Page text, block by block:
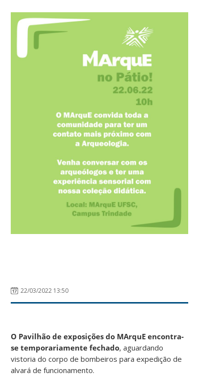
22/03/2022 13:50
O Pavilhão de exposições do MArquE encontra-
se temporariamente fechado, aguardando
vistoria do corpo de bombeiros para expedição de
alvará de funcionamento.